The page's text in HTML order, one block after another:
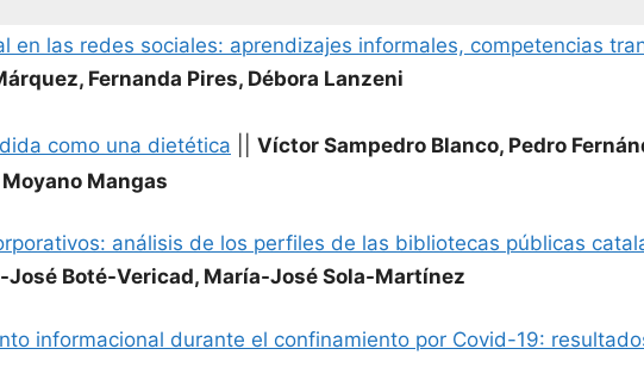
en las redes sociales: aprendizajes informales, competencias
Fernanda Pires, Débora Lanzeni
como una dietética
Víctor Sampedro Blanco, Pedro
Mangas
análisis de los perfiles de las bibliotecas públicas
José Boté-Vericad, María-José Sola-Martínez
informacional durante el confinamiento por Covid-19: